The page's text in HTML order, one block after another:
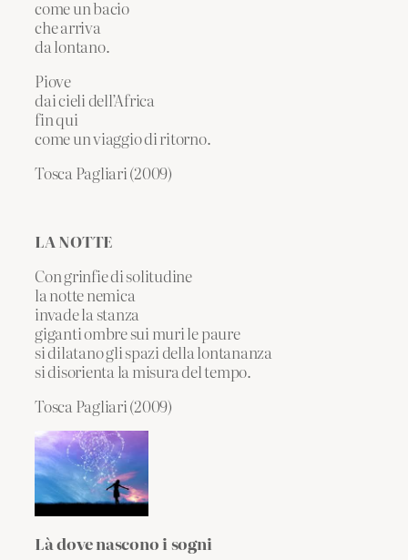
come un bacio
che arriva
da lontano.
Piove
dai cieli dell’Africa
fin qui
come un viaggio di ritorno.
Tosca Pagliari (2009)
LA NOTTE
Con grinfie di solitudine
la notte nemica
invade la stanza
giganti ombre sui muri le paure
si dilatano gli spazi della lontananza
si disorienta la misura del tempo.
Tosca Pagliari (2009)
Là dove nascono i sogni